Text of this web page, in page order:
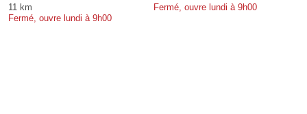
11 km
Fermé, ouvre lundi à 9h00
Fermé, ouvre lundi à 9h00